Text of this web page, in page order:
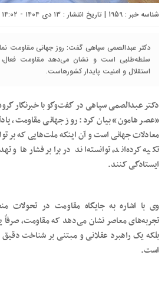
شناسه خبر : 1959 | تاریخ انتشار : ۱۳ دی ۱۴۰۴ - ۱۴:۰۲ | تعداد دیدگاه :
دکتر عبدالصمی سپاهی گفت: روز جهانی مقاومت
سلطه‌طلبی است و نشان می‌دهد مقاومت فعال،
استقلال و امنیت پایدار کشورهاست.
دکتر عبدالصمی سپاهی در گفت‌وگو با خبرنگار
«عصر هامون» بیان کرد: روز جهانی مقاومت،
معادلات جهانی است و آن اینکه ملت‌هایی که بر
تکیه کرده‌اند، توانسته‌اند در برابر فشارها
ایستادگی کنند.
وی با اشاره به جایگاه مقاومت در تحولات
تجربه‌های معاصر نشان می‌دهد که مقاومت،
بلکه یک راهبرد عقلانی و مبتنی بر شناخت
است.